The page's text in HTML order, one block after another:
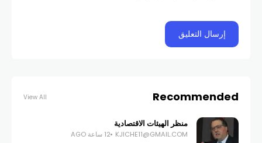
Recommended
View All
منظر الهيئات الاقتصادية
KJICHE11@GMAIL.COM 12 ساعة AGO